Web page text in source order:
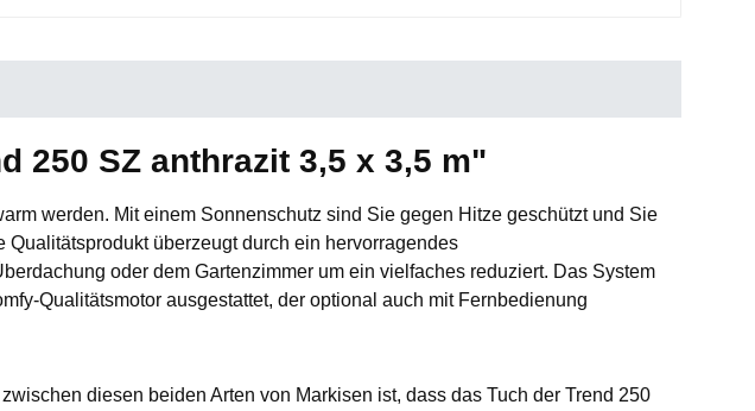
250 SZ anthrazit 3,5 x 3,5 m"
werden. Mit einem Sonnenschutz sind Sie gegen Hitze geschützt und Sie
überzeugt durch ein hervorragendes
oder dem Gartenzimmer um ein vielfaches reduziert. Das System
Qualitätsmotor ausgestattet, der optional auch mit Fernbedienung
diesen beiden Arten von Markisen ist, dass das Tuch der Trend 250